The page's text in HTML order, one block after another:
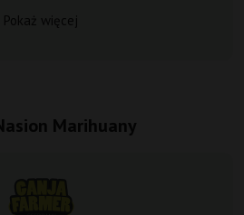
Pokaż więcej
Marihuany